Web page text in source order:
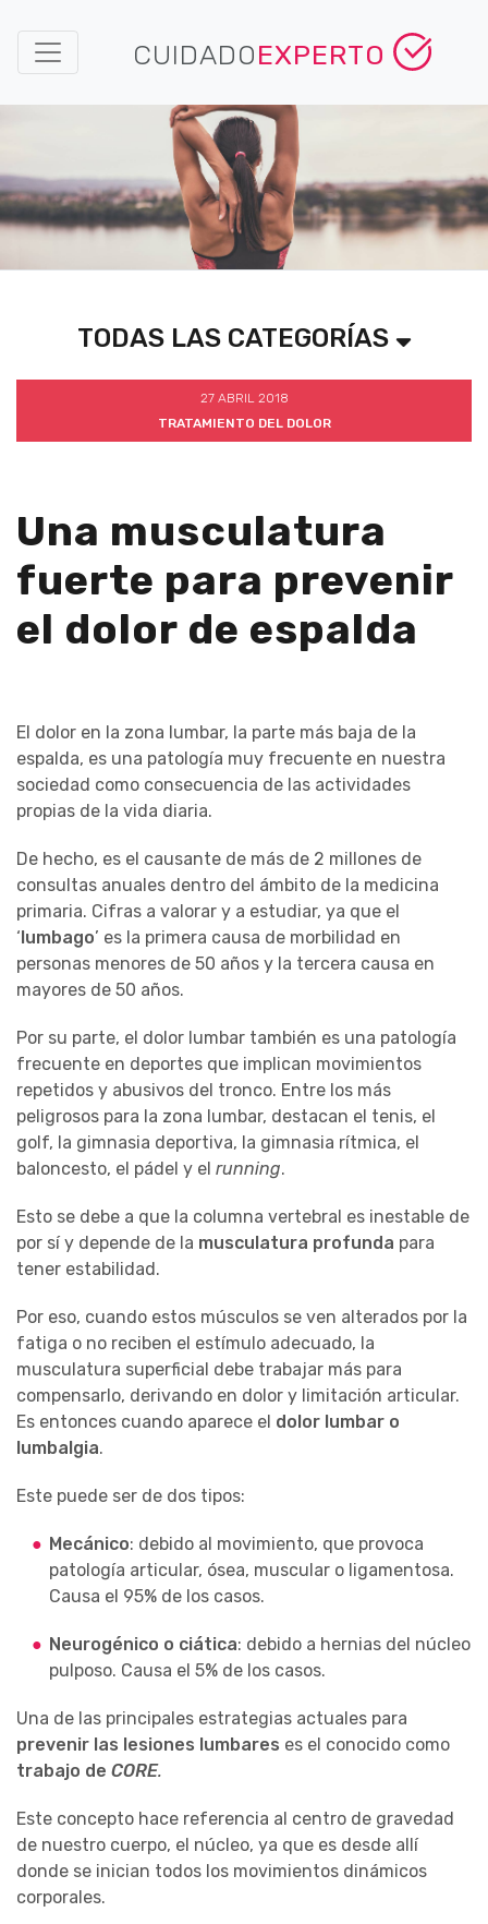
CUIDADOEXPERTO
TODAS LAS CATEGORÍAS
27 ABRIL 2018
TRATAMIENTO DEL DOLOR
Una musculatura
fuerte para prevenir
el dolor de espalda
El dolor en la zona lumbar, la parte más baja de la
espalda, es una patología muy frecuente en nuestra
sociedad como consecuencia de las actividades
propias de la vida diaria.
De hecho, es el causante de más de 2 millones de
consultas anuales dentro del ámbito de la medicina
primaria. Cifras a valorar y a estudiar, ya que el
‘lumbago’ es la primera causa de morbilidad en
personas menores de 50 años y la tercera causa en
mayores de 50 años.
Por su parte, el dolor lumbar también es una patología
frecuente en deportes que implican movimientos
repetidos y abusivos del tronco. Entre los más
peligrosos para la zona lumbar, destacan el tenis, el
golf, la gimnasia deportiva, la gimnasia rítmica, el
baloncesto, el pádel y el running.
Esto se debe a que la columna vertebral es inestable de
por sí y depende de la musculatura profunda para
tener estabilidad.
Por eso, cuando estos músculos se ven alterados por la
fatiga o no reciben el estímulo adecuado, la
musculatura superficial debe trabajar más para
compensarlo, derivando en dolor y limitación articular.
Es entonces cuando aparece el dolor lumbar o
lumbalgia.
Este puede ser de dos tipos:
Mecánico: debido al movimiento, que provoca
patología articular, ósea, muscular o ligamentosa.
Causa el 95% de los casos.
Neurogénico o ciática: debido a hernias del núcleo
pulposo. Causa el 5% de los casos.
Una de las principales estrategias actuales para
prevenir las lesiones lumbares es el conocido como
trabajo de CORE.
Este concepto hace referencia al centro de gravedad
de nuestro cuerpo, el núcleo, ya que es desde allí
donde se inician todos los movimientos dinámicos
corporales.